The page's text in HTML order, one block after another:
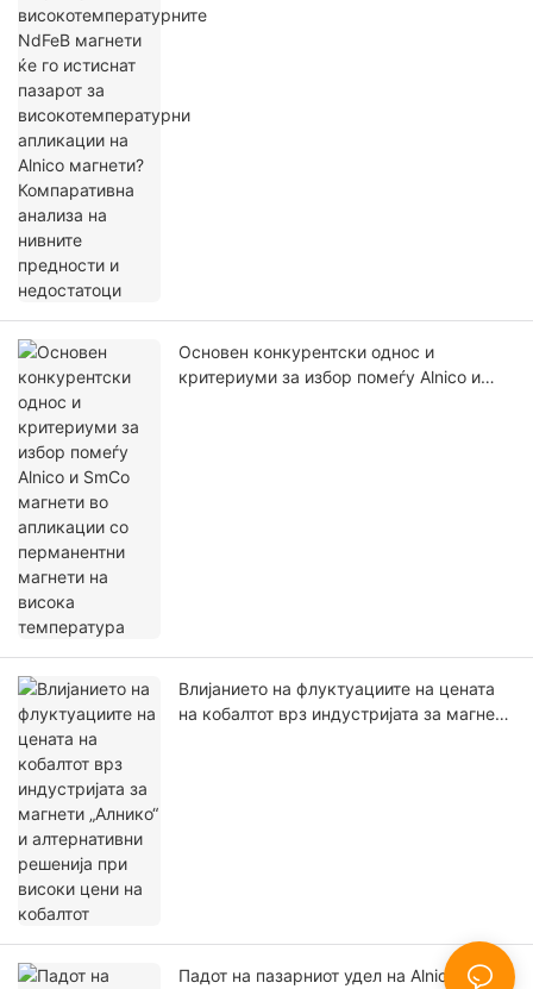
високотемпературни апликации на
Основен конкурентски однос и
критериуми за избор помеѓу Alnico и
Влијанието на флуктуациите на цената
на кобалтот врз индустријата за магнети
Падот на пазарниот удел на Alnico